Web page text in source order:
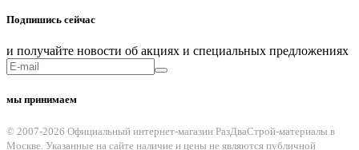
Подпишись сейчас
и получайте новости об акциях и специальных предложениях
мы принимаем
© 2007-2026 Официальный интернет-магазин РазДваСтрой-материалы в
Москве. Указанные на сайте наличие и цены не являются публичной